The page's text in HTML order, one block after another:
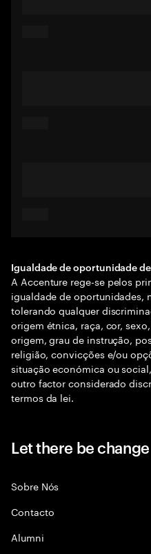
Igualdade de oportunidade
A Accenture rege-se pelos
igualdade de oportunidades,
tolerando qualquer
origem étnica, raça, cor,
origem, grau de instrução,
religião, convicções e/ou
situação económica ou
outro factor considerado
termos da lei.
Let there be change
Sobre Nós
Contacto
Alumni